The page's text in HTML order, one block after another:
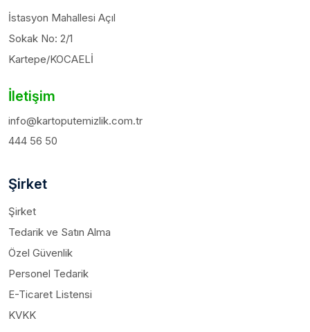
İstasyon Mahallesi Açıl
Sokak No: 2/1
Kartepe/KOCAELİ
İletişim
info@kartoputemizlik.com.tr
444 56 50
Şirket
Şirket
Tedarik ve Satın Alma
Özel Güvenlik
Personel Tedarik
E-Ticaret Listensi
KVKK